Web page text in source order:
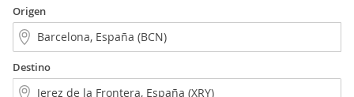
Origen
Destino